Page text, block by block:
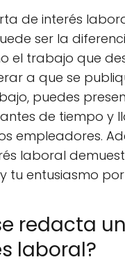
de interés
ser la
el trabajo que
a que se
puedes
de tiempo y
empleadores.
laboral
tu entusiasmo
redacta
laboral?